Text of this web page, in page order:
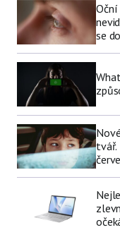
se